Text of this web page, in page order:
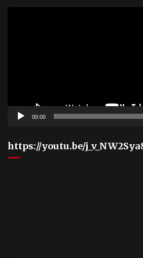
00:00
https://youtu.be/